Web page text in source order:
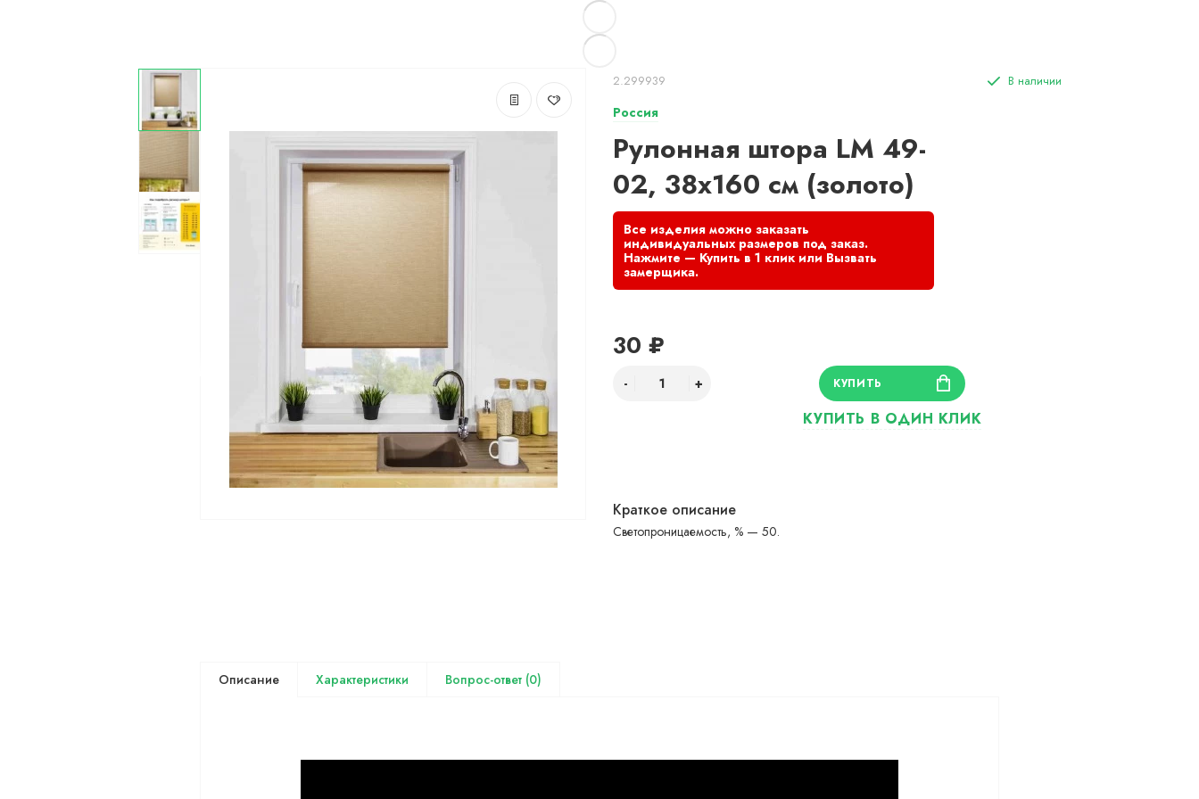
2.299939
Россия
Рулонная штора LM 49-
02, 38х160 см (золото)
30 ₽
Краткое описание
Светопроницаемость, % — 50.
Описание (0)